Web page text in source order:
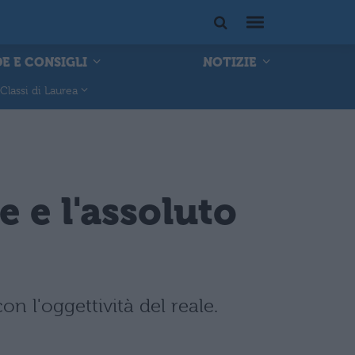
E CONSIGLI NOTIZIE
Classi di Laurea
e l'assoluto
l'oggettività del reale.